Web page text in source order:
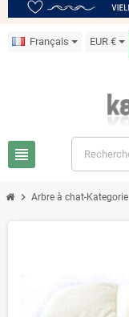
Français EUR €
view_headline
chevron_right Arbre à chat-Kategorie